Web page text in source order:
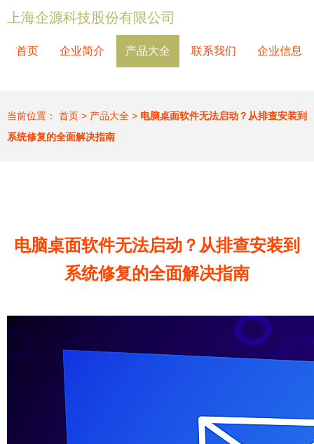
上海企源科技股份有限公司
首页 企业简介 产品大全 联系我们 企业信息
当前位置： 首页 > 产品大全 > 电脑桌面软件无法启动？从排查安装到
系统修复的全面解决指南
电脑桌面软件无法启动？从排查安装到
系统修复的全面解决指南